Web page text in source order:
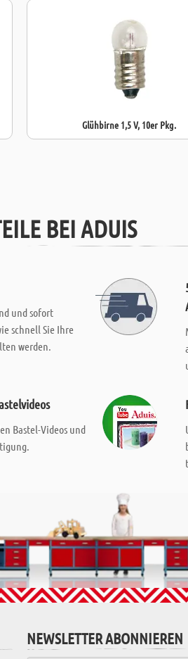
Glühbirne 1,5 V, 10er Pkg.
BEI ADUIS
und sofort
schnell Sie Ihre
werden.
Bastel-Videos und
NEWSLETTER ABONNIEREN